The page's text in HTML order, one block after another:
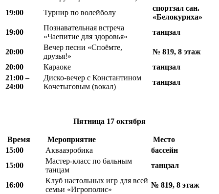
19:00 Турнир по волейболу
спортзал сан.
«Белокуриха»
19:00
Познавательная встреча
«Чаепитие для здоровья»
танцзал
20:00
Вечер песни «Споёмте,
друзья!»
№ 819, 8 этаж
20:00
Караоке
танцзал
21:00 –
24:00
Диско-вечер с Константином
Кочетыговым (вокал)
танцзал
Пятница 17 октября
Время Мероприятие
Место
15:00
Аквааэробика
бассейн
15:00
Мастер-класс по бальным
танцам
танцзал
16:00
Клуб настольных игр для всей
семьи «Игрополис»
№ 819, 8 этаж